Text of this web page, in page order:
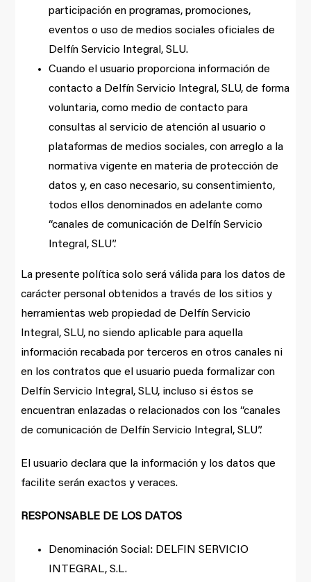
participación en programas, promociones,
eventos o uso de medios sociales oficiales de
Delfín Servicio Integral, SLU.
Cuando el usuario proporciona información de
contacto a Delfín Servicio Integral, SLU, de forma
voluntaria, como medio de contacto para
consultas al servicio de atención al usuario o
plataformas de medios sociales, con arreglo a la
normativa vigente en materia de protección de
datos y, en caso necesario, su consentimiento,
todos ellos denominados en adelante como
“canales de comunicación de Delfín Servicio
Integral, SLU”.
La presente política solo será válida para los datos de
carácter personal obtenidos a través de los sitios y
herramientas web propiedad de Delfín Servicio
Integral, SLU, no siendo aplicable para aquella
información recabada por terceros en otros canales ni
en los contratos que el usuario pueda formalizar con
Delfín Servicio Integral, SLU, incluso si éstos se
encuentran enlazadas o relacionados con los “canales
de comunicación de Delfín Servicio Integral, SLU”.
El usuario declara que la información y los datos que
facilite serán exactos y veraces.
RESPONSABLE DE LOS DATOS
Denominación Social: DELFIN SERVICIO
INTEGRAL, S.L.